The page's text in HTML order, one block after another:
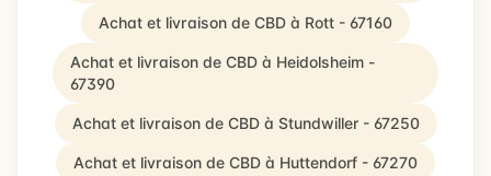
Achat et livraison de CBD à Rott - 67160
Achat et livraison de CBD à Heidolsheim -
67390
Achat et livraison de CBD à Stundwiller - 67250
Achat et livraison de CBD à Huttendorf - 67270